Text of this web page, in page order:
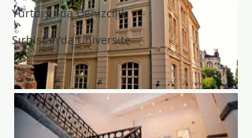
Yurtdışında Denizcilik
Sırbistan'da Üniversite